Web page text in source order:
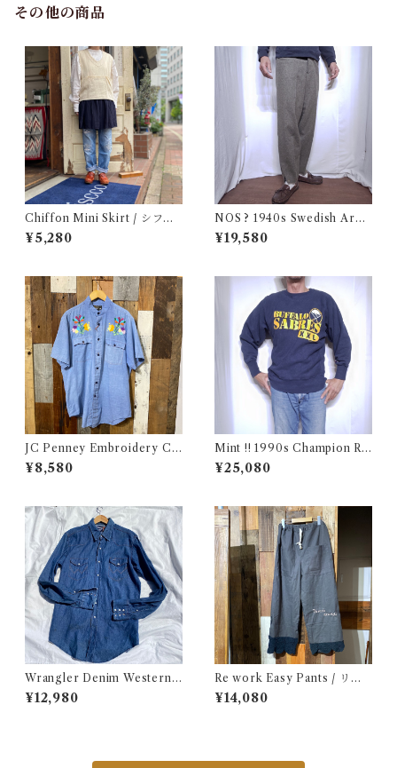
その他の商品
Chiffon Mini Skirt / シフォ
ン ミニ スカート 古着
¥5,280
NOS ? 1940s Swedish Arm
y Wool Pants / デッドストッ
ク？ユーロ ミリタリー スウェ
¥19,580
JC Penney Embroidery Ch
ambray Shirt / ジェイシーペ
ニー 刺繍入り シャンブレー シ
¥8,580
Mint !! 1990s Champion Re
verse Weave NHL SABRES
Size L / チャンピオン リバー
¥25,080
Wrangler Denim Western S
hirt 16 1/2 Made in USA / ラ
ングラー デニム ウエスタン シ
¥12,980
Re work Easy Pants / リワ
ーク イージー パンツ クロシェ
& 刺繍入り
¥14,080